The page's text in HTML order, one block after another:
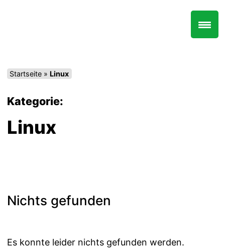
Startseite » Linux
Kategorie:
Linux
Nichts gefunden
Es konnte leider nichts gefunden werden.